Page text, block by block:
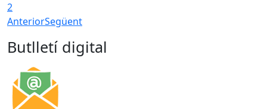
2
AnteriorSegüent
Butlletí digital